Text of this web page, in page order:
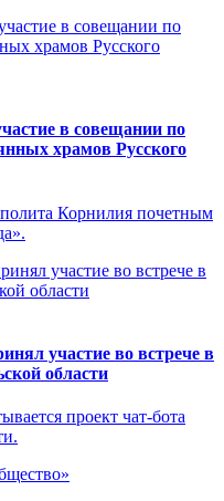
в совещании по
храмов Русского
Корнилия почетным
участие во встрече в
области
проект чат-бота